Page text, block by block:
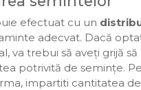
efectuat cu un
adecvat. Dacă
va trebui să aveți grijă
potrivită de semințe.
impartiti cantitatea